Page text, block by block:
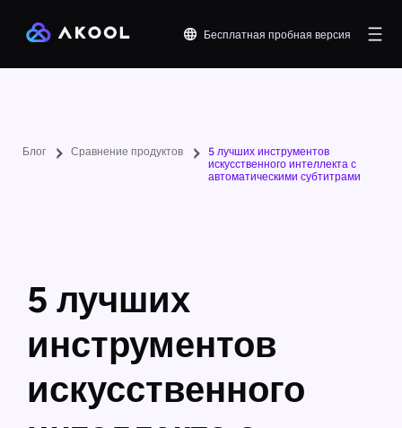
Бесплатная пробная версия
Блог Сравнение продуктов
5 лучших инструментов
искусственного интеллекта с
автоматическими субтитрами
5 лучших
инструментов
искусственного